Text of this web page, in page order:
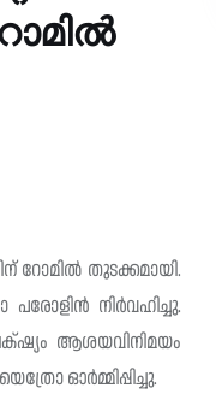
റോമിൽ തുടക്കമായി.
നിർവഹിച്ചു.
ആശയവിനിമയം
ഓർമ്മിപ്പിച്ചു.